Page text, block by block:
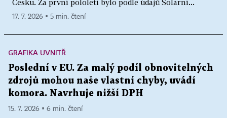
Česku. Za první pololetí bylo podle údajů Solární...
17. 7. 2026 ▪ 5 min. čtení
GRAFIKA UVNITŘ
Poslední v EU. Za malý podíl obnovitelných
zdrojů mohou naše vlastní chyby, uvádí
komora. Navrhuje nižší DPH
15. 7. 2026 ▪ 6 min. čtení